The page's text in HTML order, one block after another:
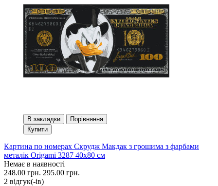
В закладки
Порівняння
Купити
Картина по номерах Скрудж Макдак з грошима з фарбами
металік Origami 3287 40x80 см
Немає в наявності
248.00 грн. 295.00 грн.
2 вiдгук(-iв)